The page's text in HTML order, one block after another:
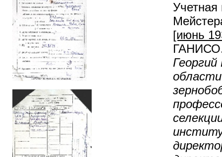
Учетная
[июнь